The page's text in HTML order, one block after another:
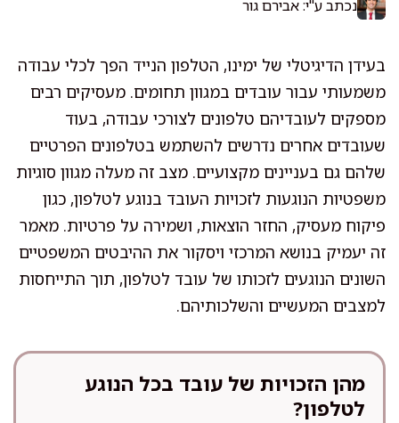
נכתב ע"י: אבירם גור
בעידן הדיגיטלי של ימינו, הטלפון הנייד הפך לכלי עבודה
משמעותי עבור עובדים במגוון תחומים. מעסיקים רבים
מספקים לעובדיהם טלפונים לצורכי עבודה, בעוד
שעובדים אחרים נדרשים להשתמש בטלפונים הפרטיים
שלהם גם בעניינים מקצועיים. מצב זה מעלה מגוון סוגיות
משפטיות הנוגעות לזכויות העובד בנוגע לטלפון, כגון
פיקוח מעסיק, החזר הוצאות, ושמירה על פרטיות. מאמר
זה יעמיק בנושא המרכזי ויסקור את ההיבטים המשפטיים
השונים הנוגעים לזכותו של עובד לטלפון, תוך התייחסות
למצבים המעשיים והשלכותיהם.
מהן הזכויות של עובד בכל הנוגע
לטלפון?